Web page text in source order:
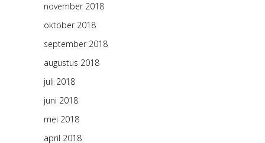
november 2018
oktober 2018
september 2018
augustus 2018
juli 2018
juni 2018
mei 2018
april 2018